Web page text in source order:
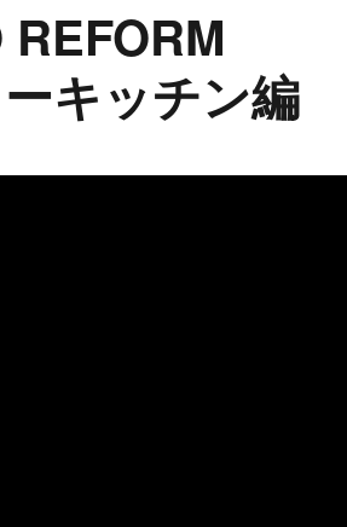
キッチン編